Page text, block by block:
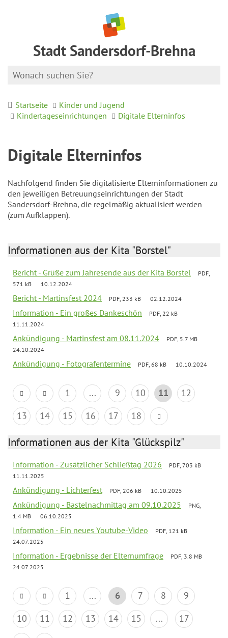
Stadt Sandersdorf-Brehna
Startseite
Kinder und Jugend
Kindertageseinrichtungen
Digitale Elterninfos
Digitale Elterninfos
Nachfolgend finden Sie digitalisierte Elterninformationen zu
den jeweiligen Betreuungseinrichtungen der Stadt
Sandersdorf-Brehna, die regelmäßig aktualisiert werden
(zum Aufklappen).
Informationen aus der Kita "Borstel"
Bericht - Grüße zum Jahresende aus der Kita Borstel
PDF,
571 kB
10.12.2024
Bericht - Martinsfest 2024 PDF, 233 kB 02.12.2024
Information - Ein großes Dankeschön
PDF, 22 kB
11.11.2024
Ankündigung - Martinsfest am 08.11.2024
PDF, 5.7 MB
24.10.2024
Ankündigung - Fotografentermine PDF, 68 kB 10.10.2024
1 ... 9 10 11
12
13
14 15 16 17 18
Informationen aus der Kita "Glückspilz"
Information - Zusätzlicher Schließtag 2026
PDF, 703 kB
11.11.2025
Ankündigung - Lichterfest PDF, 206 kB 10.10.2025
Ankündigung - Bastelnachmittag am 09.10.2025
PNG,
1.4 MB
06.10.2025
Information - Ein neues Youtube-Video
PDF, 121 kB
24.07.2025
Information - Ergebnisse der Elternumfrage
PDF, 3.8 MB
24.07.2025
1 ... 6 7 8
9
10
11 12 13 14 15 ... 17